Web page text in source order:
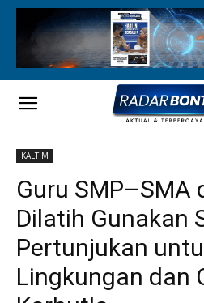
KALTIM
Guru SMP–SMA
Dilatih Gunakan
Pertunjukan
Lingkungan dan